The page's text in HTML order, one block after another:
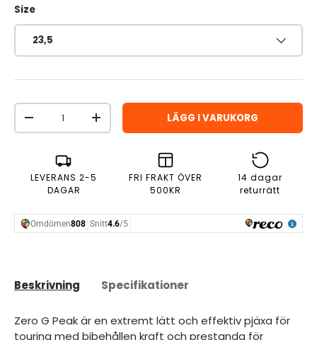
Size
23,5
Antal
MINSKA ANTALÖKA ANTAL LÄGG I VARUKORG
LEVERANS 2-5
DAGAR
FRI FRAKT ÖVER
500KR
14 dagar
returrätt
Beskrivning Specifikationer
Zero G Peak är en extremt lätt och effektiv pjäxa för
touring med bibehållen kraft och prestanda för